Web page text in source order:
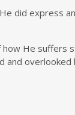
did express
how He